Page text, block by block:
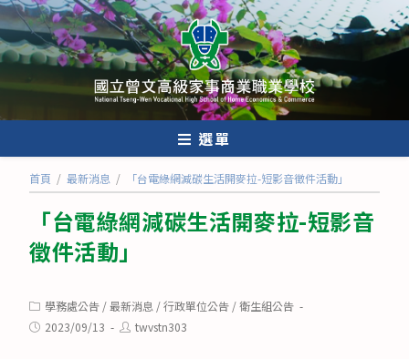
跳
轉
至
內
選單
首頁 / 最新消息 / 「台電綠網減碳生活開麥拉-短影音徵件活動」
「台電綠網減碳生活開麥拉-短影音
徵件活動」
Post
category:
學務處公告 /最新消息 /行政單位公告 /衛生組公告
Post2023/09/13
Posttwvstn303